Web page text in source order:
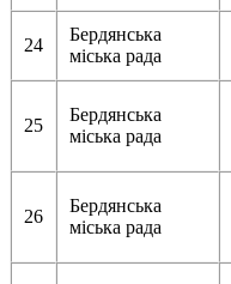
24
Бердянська
міська рада
25
Бердянська
міська рада
26
Бердянська
міська рада